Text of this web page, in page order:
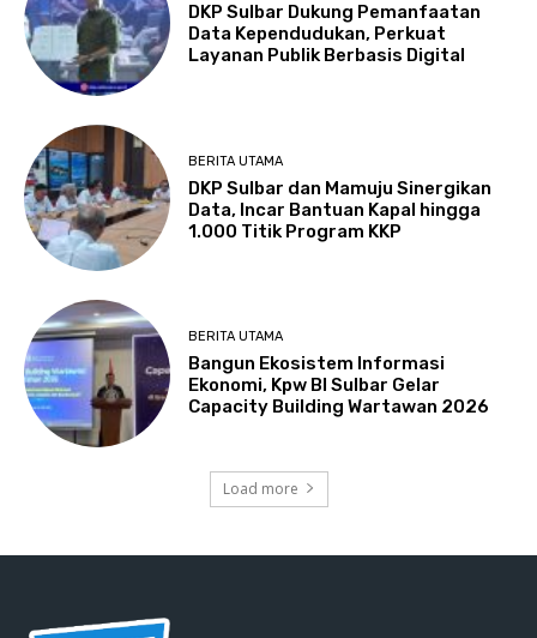
DKP Sulbar Dukung Pemanfaatan
Data Kependudukan, Perkuat
Layanan Publik Berbasis Digital
BERITA UTAMA
DKP Sulbar dan Mamuju Sinergikan
Data, Incar Bantuan Kapal hingga
1.000 Titik Program KKP
BERITA UTAMA
Bangun Ekosistem Informasi
Ekonomi, Kpw BI Sulbar Gelar
Capacity Building Wartawan 2026
Load more